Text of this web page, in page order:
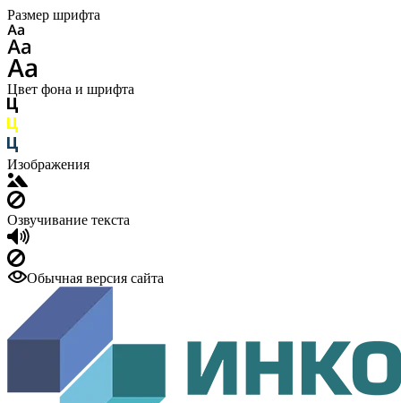
Размер шрифта
Цвет фона и шрифта
Изображения
Озвучивание текста
Обычная версия сайта